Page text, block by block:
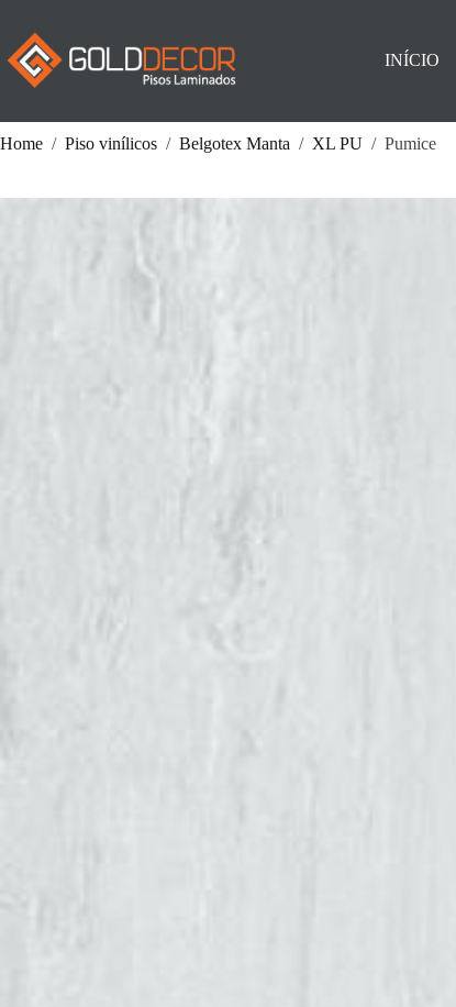
conteúdo
INÍCIO
Home / Piso vinílicos / Belgotex Manta / XL PU / Pumice